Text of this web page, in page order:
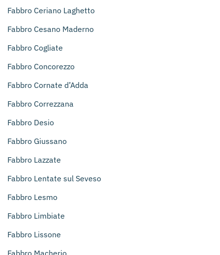
Fabbro Ceriano Laghetto
Fabbro Cesano Maderno
Fabbro Cogliate
Fabbro Concorezzo
Fabbro Cornate d’Adda
Fabbro Correzzana
Fabbro Desio
Fabbro Giussano
Fabbro Lazzate
Fabbro Lentate sul Seveso
Fabbro Lesmo
Fabbro Limbiate
Fabbro Lissone
Fabbro Macherio